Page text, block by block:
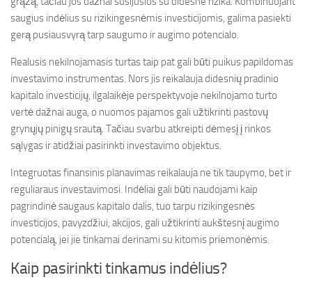
saugius indėlius su rizikingesnėmis investicijomis, galima pasiekti
gerą pusiausvyrą tarp saugumo ir augimo potencialo.
Realusis nekilnojamasis turtas taip pat gali būti puikus papildomas
investavimo instrumentas. Nors jis reikalauja didesnių pradinio
kapitalo investicijų, ilgalaikėje perspektyvoje nekilnojamo turto
vertė dažnai auga, o nuomos pajamos gali užtikrinti pastovų
grynųjų pinigų srautą. Tačiau svarbu atkreipti dėmesį į rinkos
sąlygas ir atidžiai pasirinkti investavimo objektus.
Integruotas finansinis planavimas reikalauja ne tik taupymo, bet ir
reguliaraus investavimosi. Indėliai gali būti naudojami kaip
pagrindinė saugaus kapitalo dalis, tuo tarpu rizikingesnės
investicijos, pavyzdžiui, akcijos, gali užtikrinti aukštesnį augimo
potencialą, jei jie tinkamai derinami su kitomis priemonėmis.
Kaip pasirinkti tinkamus indėlius?